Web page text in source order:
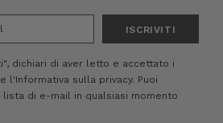
dichiari di aver letto e accettato i
e l'Informativa sulla privacy. Puoi
di e-mail in qualsiasi momento